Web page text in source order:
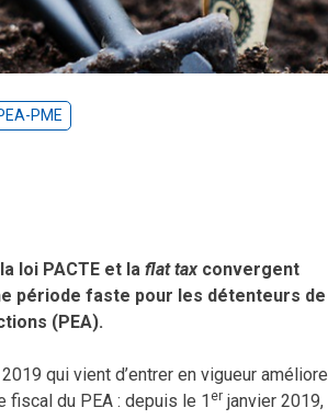
PME
loi PACTE et la flat tax convergent
période faste pour les détenteurs de
(PEA).
qui vient d’entrer en vigueur améliore
fiscal du PEA : depuis le 1 er janvier 2019,